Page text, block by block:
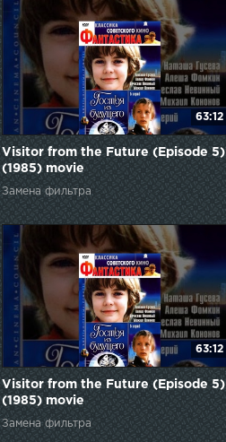
63:12
Visitor from the Future (Episode 5)
(1985) movie
Замена фильтра
63:12
Visitor from the Future (Episode 5)
(1985) movie
Замена фильтра